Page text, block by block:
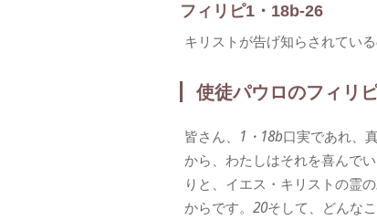
フィリピ1・18b-26
キリストが告げ知らされてい
使徒パウロのフィリ
皆さん、 1・18b口実であれ、
から、わたしはそれを喜んで
りと、イエス・キリストの霊
からです。 20そして、どんな